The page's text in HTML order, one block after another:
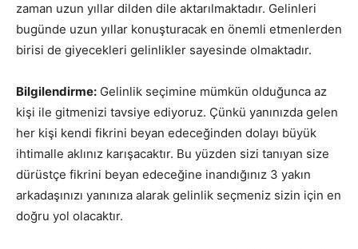
zaman uzun yıllar dilden dile aktarılmaktadır. Gelinleri
bugünde uzun yıllar konuşturacak en önemli etmenlerden
birisi de giyecekleri gelinlikler sayesinde olmaktadır.
Bilgilendirme: Gelinlik seçimine mümkün olduğunca az
kişi ile gitmenizi tavsiye ediyoruz. Çünkü yanınızda gelen
her kişi kendi fikrini beyan edeceğinden dolayı büyük
ihtimalle aklınız karışacaktır. Bu yüzden sizi tanıyan size
dürüstçe fikrini beyan edeceğine inandığınız 3 yakın
arkadaşınızı yanınıza alarak gelinlik seçmeniz sizin için en
doğru yol olacaktır.